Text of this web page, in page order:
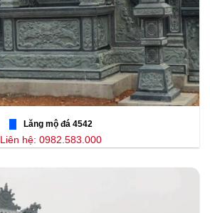
Lăng mộ đá 4542
Liên hệ: 0982.583.000